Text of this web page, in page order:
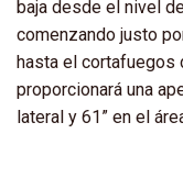
baja desde el nivel
comenzando justo
hasta el cortafuegos
proporcionará una
lateral y 61” en el